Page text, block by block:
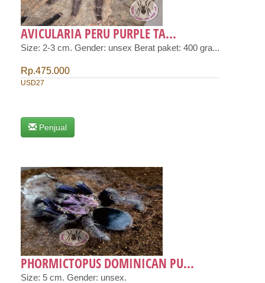
AVICULARIA PERU PURPLE TA...
Size: 2-3 cm. Gender: unsex Berat paket: 400 gra...
Rp.475.000
USD27
Penjual
PHORMICTOPUS DOMINICAN PU...
Size: 5 cm. Gender: unsex.